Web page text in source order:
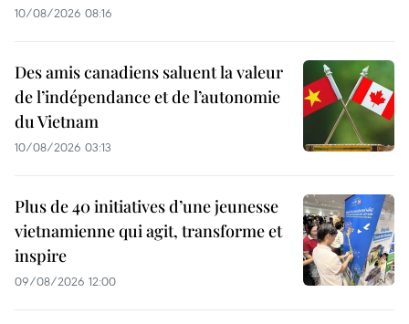
10/08/2026 08:16
Des amis canadiens saluent la valeur
de l’indépendance et de l’autonomie
du Vietnam
10/08/2026 03:13
Plus de 40 initiatives d’une jeunesse
vietnamienne qui agit, transforme et
inspire
09/08/2026 12:00